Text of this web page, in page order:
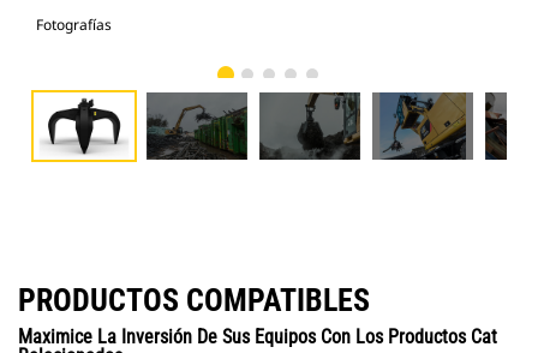
Fotografías
PRODUCTOS COMPATIBLES
Maximice La Inversión De Sus Equipos Con Los Productos Cat